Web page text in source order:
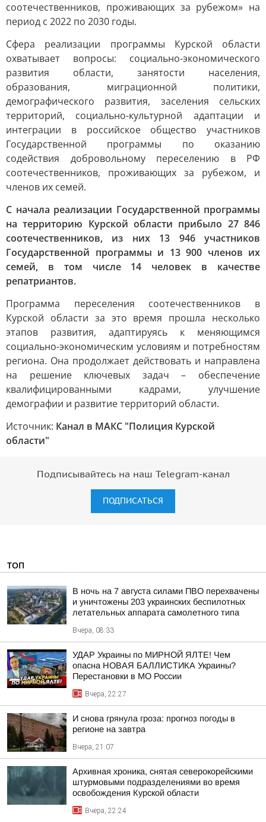
соотечественников, проживающих за рубежом» на
период с 2022 по 2030 годы.
Сфера реализации программы Курской области
охватывает вопросы: социально-экономического
развития области, занятости населения,
образования, миграционной политики,
демографического развития, заселения сельских
территорий, социально-культурной адаптации и
интеграции в российское общество участников
Государственной программы по оказанию
содействия добровольному переселению в РФ
соотечественников, проживающих за рубежом, и
членов их семей.
С начала реализации Государственной программы
на территорию Курской области прибыло 27 846
соотечественников, из них 13 946 участников
Государственной программы и 13 900 членов их
семей, в том числе 14 человек в качестве
репатриантов.
Программа переселения соотечественников в
Курской области за это время прошла несколько
этапов развития, адаптируясь к меняющимся
социально-экономическим условиям и потребностям
региона. Она продолжает действовать и направлена
на решение ключевых задач – обеспечение
квалифицированными кадрами, улучшение
демографии и развитие территорий области.
Источник: Канал в МАКС "Полиция Курской
области"
Подписывайтесь на наш Telegram-канал
ПОДПИСАТЬСЯ
ТОП
В ночь на 7 августа силами ПВО перехвачены
и уничтожены 203 украинских беспилотных
летательных аппарата самолетного типа
Вчера, 08:33
УДАР Украины по МИРНОЙ ЯЛТЕ! Чем
опасна НОВАЯ БАЛЛИСТИКА Украины?
Перестановки в МО России
Вчера, 22:27
И снова грянула гроза: прогноз погоды в
регионе на завтра
Вчера, 21:07
Архивная хроника, снятая северокорейскими
штурмовыми подразделениями во время
освобождения Курской области
Вчера, 22:24